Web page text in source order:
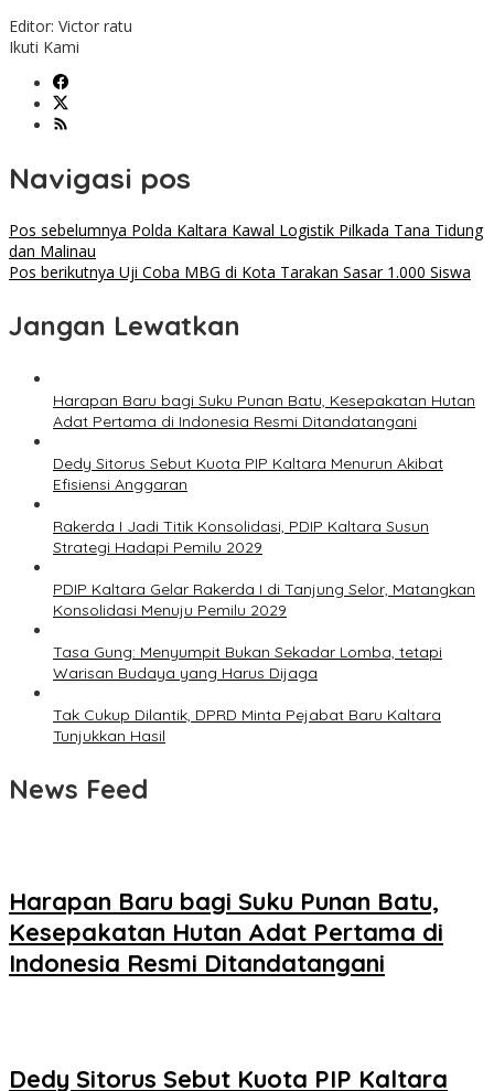
Editor: Victor ratu
Ikuti Kami
Navigasi pos
Pos sebelumnya Polda Kaltara Kawal Logistik Pilkada Tana Tidung
dan Malinau
Pos berikutnya Uji Coba MBG di Kota Tarakan Sasar 1.000 Siswa
Jangan Lewatkan
Harapan Baru bagi Suku Punan Batu, Kesepakatan Hutan
Adat Pertama di Indonesia Resmi Ditandatangani
Dedy Sitorus Sebut Kuota PIP Kaltara Menurun Akibat
Efisiensi Anggaran
Rakerda I Jadi Titik Konsolidasi, PDIP Kaltara Susun
Strategi Hadapi Pemilu 2029
PDIP Kaltara Gelar Rakerda I di Tanjung Selor, Matangkan
Konsolidasi Menuju Pemilu 2029
Tasa Gung: Menyumpit Bukan Sekadar Lomba, tetapi
Warisan Budaya yang Harus Dijaga
Tak Cukup Dilantik, DPRD Minta Pejabat Baru Kaltara
Tunjukkan Hasil
News Feed
Harapan Baru bagi Suku Punan Batu,
Kesepakatan Hutan Adat Pertama di
Indonesia Resmi Ditandatangani
Dedy Sitorus Sebut Kuota PIP Kaltara